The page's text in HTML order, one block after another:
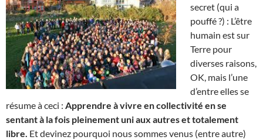
secret (qui a
pouffé ?) : L’être
humain est sur
Terre pour
diverses raisons,
OK, mais l’une
d’entre elles se
résume à ceci : Apprendre à vivre en collectivité en se
sentant à la fois pleinement uni aux autres et totalement
libre. Et devinez pourquoi nous sommes venus (entre autre)